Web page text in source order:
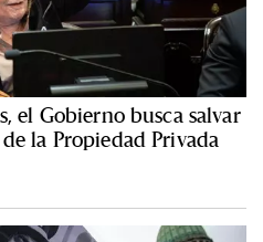
el Gobierno busca salvar
la Propiedad Privada